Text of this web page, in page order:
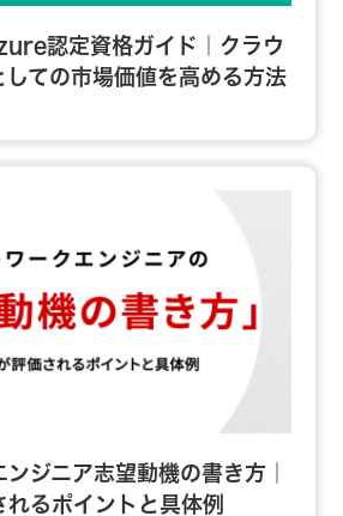
認定資格ガイド｜クラウ
しての市場価値を高める方法
ジニア志望動機の書き方｜
るポイントと具体例